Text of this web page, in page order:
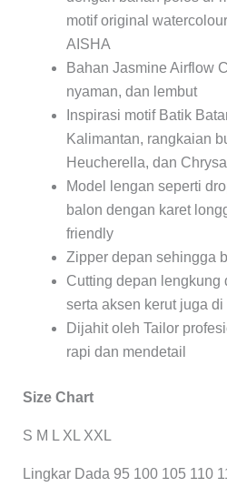
motif original
AISHA
Bahan Jasmine Airflow
nyaman, dan lembut
Inspirasi motif Batik
Kalimantan, rangkaian
Heucherella, dan
Model lengan seperti
balon dengan karet
friendly
Zipper depan sehingga
Cutting depan lengkung
serta aksen kerut juga
Dijahit oleh Tailor
rapi dan mendetail
Size Chart
S M L XL XXL
Lingkar Dada 95 100 105 110